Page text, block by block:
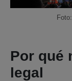
Por qué
legal